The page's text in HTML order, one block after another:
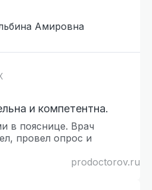
Амировна
и компетентна.
в пояснице. Врач
провел опрос и
prodoctorov.ru